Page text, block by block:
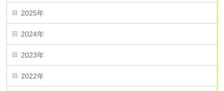
2025年
2024年
2023年
2022年